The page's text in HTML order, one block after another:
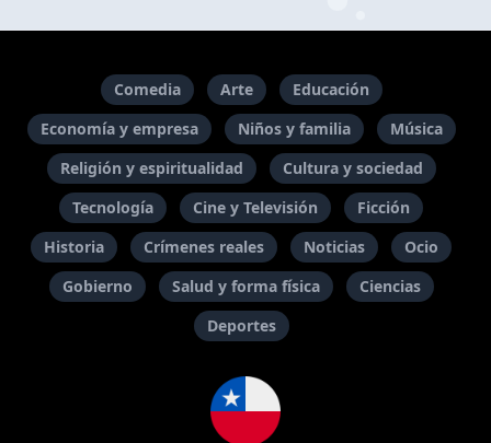
Comedia Arte
Educación
Economía y empresa
Niños y familia
Música
Religión y espiritualidad
Cultura y sociedad
Tecnología
Cine y Televisión
Ficción
Historia
Crímenes reales Noticias
Ocio
Gobierno
Salud y forma física
Ciencias
Deportes